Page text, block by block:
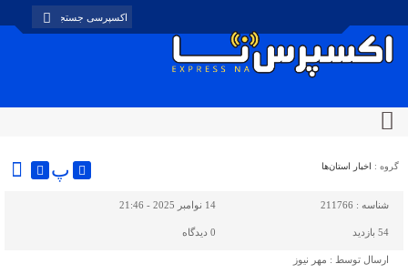
گروه : اخبار استان‌ها پ
شناسه : 211766 14 نوامبر 2025 - 21:46
54 بازدید 0 دیدگاه
ارسال توسط : مهر نیوز